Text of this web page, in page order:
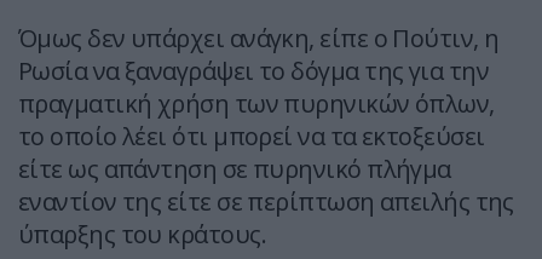
Όμως δεν υπάρχει ανάγκη, είπε ο Πούτιν, η
Ρωσία να ξαναγράψει το δόγμα της για την
πραγματική χρήση των πυρηνικών όπλων,
το οποίο λέει ότι μπορεί να τα εκτοξεύσει
είτε ως απάντηση σε πυρηνικό πλήγμα
εναντίον της είτε σε περίπτωση απειλής της
ύπαρξης του κράτους.